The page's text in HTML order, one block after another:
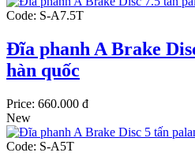
Code: S-A7.5T
Đĩa phanh A Brake
hàn quốc
Price: 660.000 đ
New
Code: S-A5T